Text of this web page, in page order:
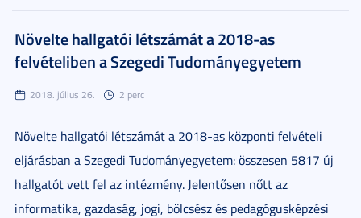
Növelte hallgatói létszámát a 2018-as
felvételiben a Szegedi Tudományegyetem
2018. július 26. 2 perc
Növelte hallgatói létszámát a 2018-as központi felvételi
eljárásban a Szegedi Tudományegyetem: összesen 5817 új
hallgatót vett fel az intézmény. Jelentősen nőtt az
informatika, gazdaság, jogi, bölcsész és pedagógusképzési